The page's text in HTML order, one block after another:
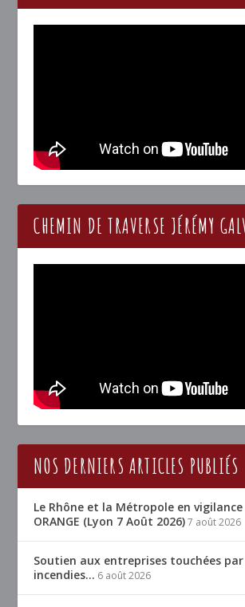
CHEMIN DE TRAVERSE JÉRÉMY
NOS DERNIERS ARTICLES PUBLIÉS
Le Rhône et la Métropole en
ORANGE (Lyon 7 Août 2026) 7 août 2026
Soutien aux entreprises touchées par
incendies… 6 août 2026